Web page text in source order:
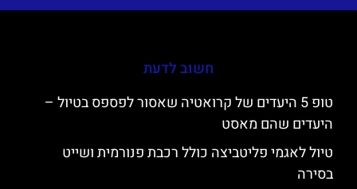
חשוב לדעת
טופ 5 היעדים של קרואטיה שאסור לפספס בטיול –
היעדים שהם מאסט
טיול לאגמי פליטביצה כולל רכבת פנורמית ושייט
בסירה